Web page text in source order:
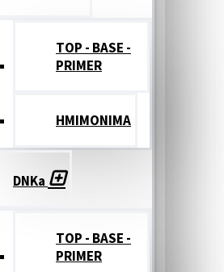
TOP - BASE -
PRIMER
ΗΜΙΜΟΝΙΜΑ
DNKa
TOP - BASE -
PRIMER